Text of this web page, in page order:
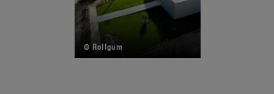
© Rollgum